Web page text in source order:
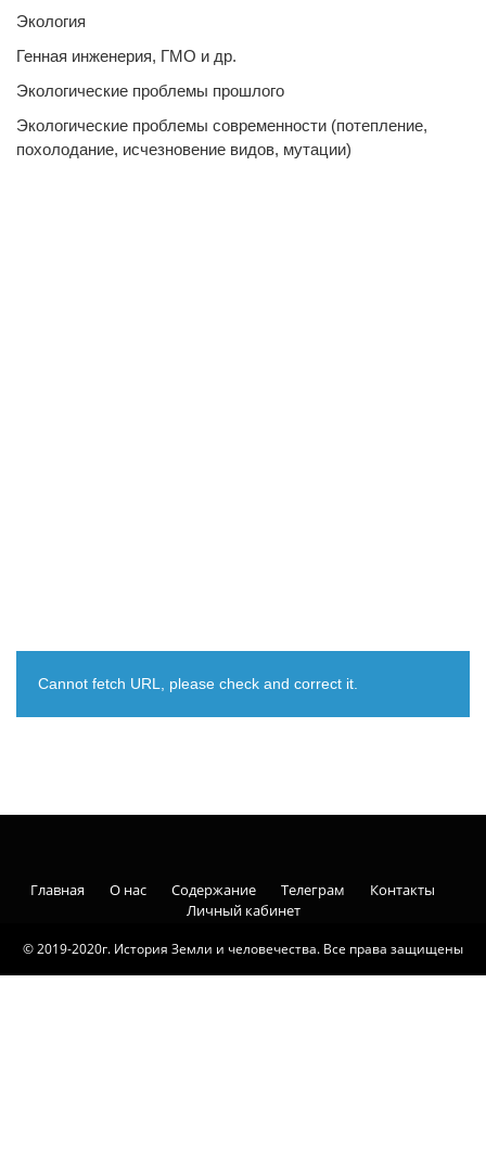
Экология
Генная инженерия, ГМО и др.
Экологические проблемы прошлого
Экологические проблемы современности (потепление,
похолодание, исчезновение видов, мутации)
Cannot fetch URL, please check and correct it.
© 2019-2020г. История Земли и человечества. Все права защищены
Главная О нас Содержание Телеграм
Контакты
Личный кабинет